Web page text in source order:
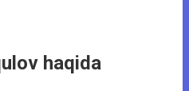
haqida